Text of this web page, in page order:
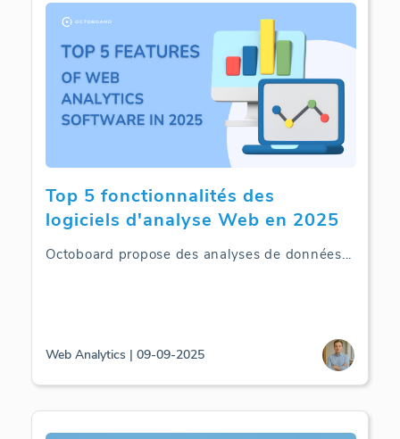
Top 5 fonctionnalités des
logiciels d'analyse Web en 2025
Octoboard propose des analyses de données...
Web Analytics | 09-09-2025